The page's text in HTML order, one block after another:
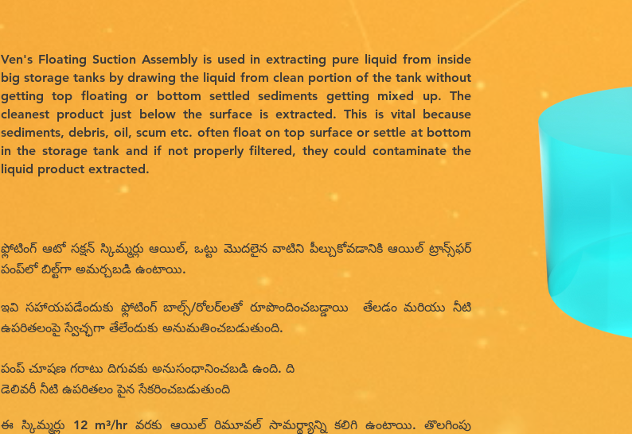
Ven's Floating Suction Assembly is used in extracting pure liquid from inside
big storage tanks by drawing the liquid from clean portion of the tank without
getting top floating or bottom settled sediments getting mixed up. The
cleanest product just below the surface is extracted. This is vital because
sediments, debris, oil, scum etc. often float on top surface or settle at bottom
in the storage tank and if not properly filtered, they could contaminate the
liquid product extracted.
ఫ్లోటింగ్ ఆటో సక్షన్ స్కిమ్మర్లు ఆయిల్, ఒట్టు మొదలైన వాటిని పీల్చుకోవడానికి ఆయిల్ ట్రాన్స్‌ఫర్
పంప్‌లో బిల్ట్‌గా అమర్చబడి ఉంటాయి.
ఇవి సహాయపడేందుకు ఫ్లోటింగ్ బాల్స్/రోలర్‌లతో రూపొందించబడ్డాయి
తేలడం మరియు నీటి
ఉపరితలంపై స్వేచ్ఛగా తేలేందుకు అనుమతించబడుతుంది.
పంప్ చూషణ గరాటు దిగువకు అనుసంధానించబడి ఉంది. ది
డెలివరీ నీటి ఉపరితలం పైన సేకరించబడుతుంది
ఈ స్కిమ్మర్లు 12 m³/hr వరకు ఆయిల్ రిమూవల్ సామర్థ్యాన్ని కలిగి ఉంటాయి. తొలగింపు